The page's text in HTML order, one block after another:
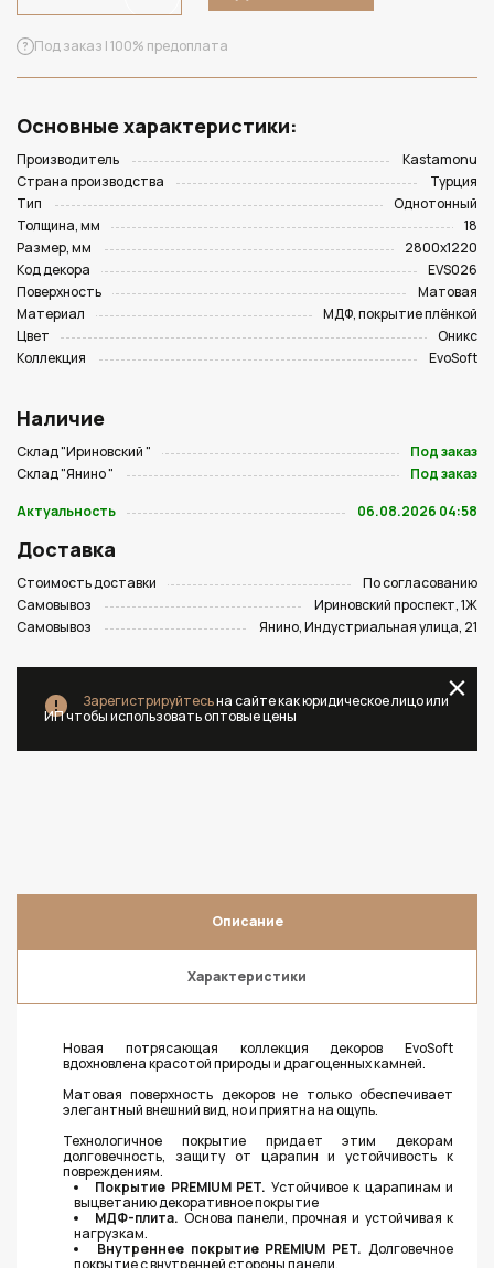
Под заказ | 100% предоплата
Основные характеристики:
Производитель
Kastamonu
Страна производства
Турция
Тип
Однотонный
Толщина, мм
18
Размер, мм
2800х1220
Код декора
EVS026
Поверхность
Матовая
Материал
МДФ, покрытие плёнкой
Цвет
Оникс
Коллекция
EvoSoft
Наличие
Склад "Ириновский "
Под заказ
Склад "Янино "
Под заказ
Актуальность
06.08.2026 04:58
Доставка
Стоимость доставки
По согласованию
Самовывоз
Ириновский проспект, 1Ж
Самовывоз
Янино, Индустриальная улица, 21
Зарегистрируйтесьна сайте как юридическое лицо или
ИП чтобы использовать оптовые цены
Описание
Характеристики
Новая потрясающая коллекция декоров EvoSoft
вдохновлена красотой природы и драгоценных камней.
Матовая поверхность декоров не только обеспечивает
элегантный внешний вид, но и приятна на ощупь.
Технологичное покрытие придает этим декорам
долговечность, защиту от царапин и устойчивость к
повреждениям.
Покрытие PREMIUM PET. Устойчивое к царапинам и
выцветанию декоративное покрытие
МДФ-плита. Основа панели, прочная и устойчивая к
нагрузкам.
Внутреннее покрытие PREMIUM PET.Долговечное
покрытие с внутренней стороны панели.